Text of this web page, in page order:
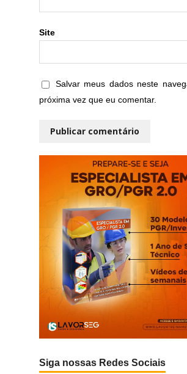
Site
Salvar meus dados neste
próxima vez que eu comentar.
Siga nossas Redes Sociais